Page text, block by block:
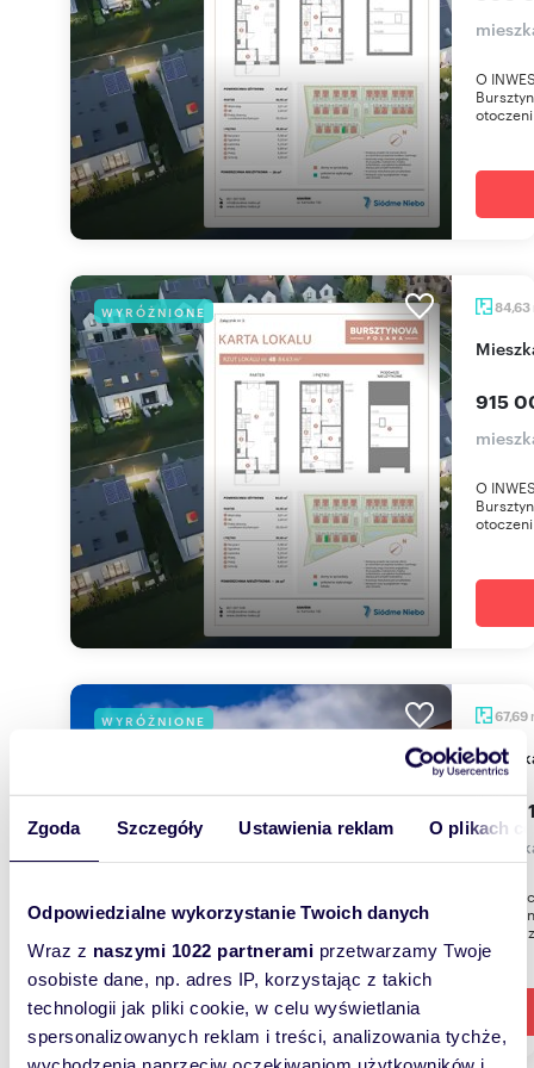
Zgoda Szczegóły Ustawienia reklam O plikach
Odpowiedzialne wykorzystanie Twoich danych
Wraz z naszymi 1022 partnerami przetwarzamy Twoje
osobiste dane, np. adres IP, korzystając z takich
technologii jak pliki cookie, w celu wyświetlania
spersonalizowanych reklam i treści, analizowania tychże,
O
WYRÓŻNIONE 84,63
915
O
WYRÓŻNIONE 67,69
743